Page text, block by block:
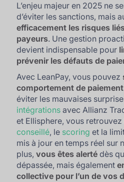
L’enjeu majeur en 2025 ne
d’éviter les sanctions, mais
efficacement les risques
payeurs. Une gestion
devient indispensable pour
prévenir les défauts de
Avec LeanPay, vous pouvez
comportement de
éviter les mauvaises
intégrations avec Allianz
et Ellisphere, vous retrouvez
conseillé, le scoring et la
mis à jour en temps réel sur
plus,vous êtes alerté dès
dépassée, mais également
collective pour l’un de vos